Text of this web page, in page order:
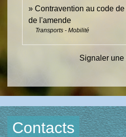
Contravention au code
de l'amende
Transports - Mobilité
Signaler une
Contacts